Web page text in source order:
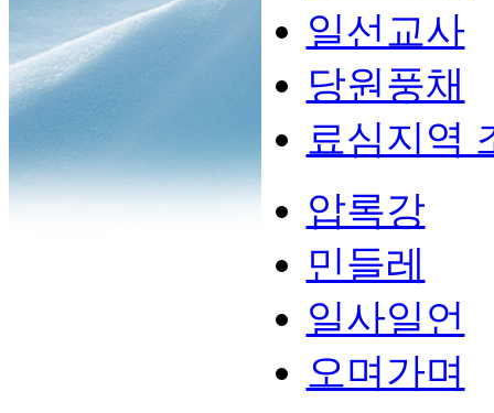
일선교사
당원풍채
료심지역
압록강
민들레
일사일언
오며가며